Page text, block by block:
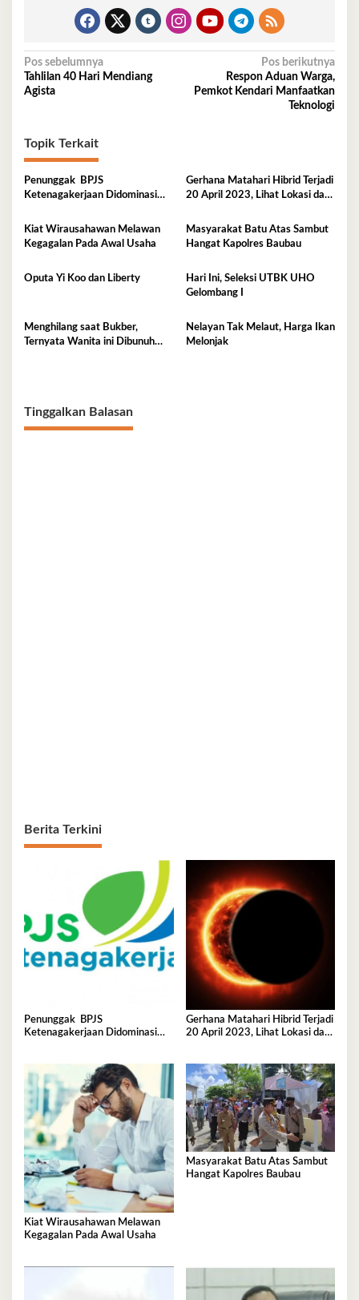
Navigasi
pos
Pos sebelumnya
Tahlilan 40 Hari Mendiang
Agista
Pos berikutnya
Respon Aduan Warga,
Pemkot Kendari Manfaatkan
Teknologi
Topik Terkait
Penunggak BPJS
Ketenagakerjaan Didominasi
Gerhana Matahari Hibrid Terjadi
20 April 2023, Lihat Lokasi dan
Kiat Wirausahawan Melawan
Kegagalan Pada Awal Usaha
Masyarakat Batu Atas Sambut
Hangat Kapolres Baubau
Oputa Yi Koo dan Liberty
Hari Ini, Seleksi UTBK UHO
Gelombang I
Menghilang saat Bukber,
Ternyata Wanita ini Dibunuh
Nelayan Tak Melaut, Harga Ikan
Melonjak
Tinggalkan Balasan
Berita Terkini
Penunggak BPJS
Ketenagakerjaan Didominasi
Gerhana Matahari Hibrid Terjadi
20 April 2023, Lihat Lokasi dan
Kiat Wirausahawan Melawan
Kegagalan Pada Awal Usaha
Masyarakat Batu Atas Sambut
Hangat Kapolres Baubau